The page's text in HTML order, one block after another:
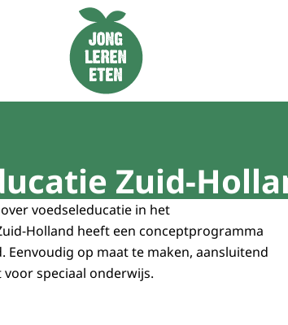
de homepage van Jong Leren Eten
Zuid-
voedseleducatie in het
Holland heeft een conceptprogramma
op maat te maken, aansluitend
speciaal onderwijs.